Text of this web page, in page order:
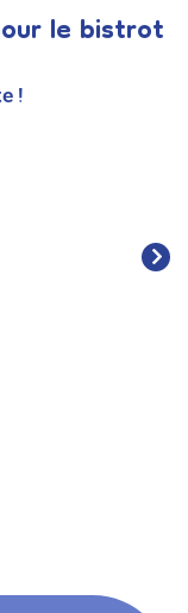
le bistrot
!